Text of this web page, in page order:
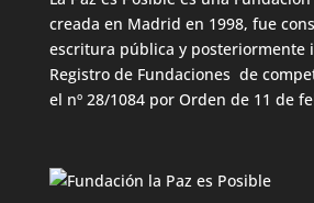
creada en Madrid en 1998, fue
escritura pública y posteriormente
Registro de Fundaciones de
el nº 28/1084 por Orden de 11 de